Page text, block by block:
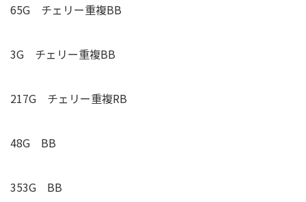
65G チェリー重複BB
3G チェリー重複BB
217G チェリー重複RB
48G BB
353G BB